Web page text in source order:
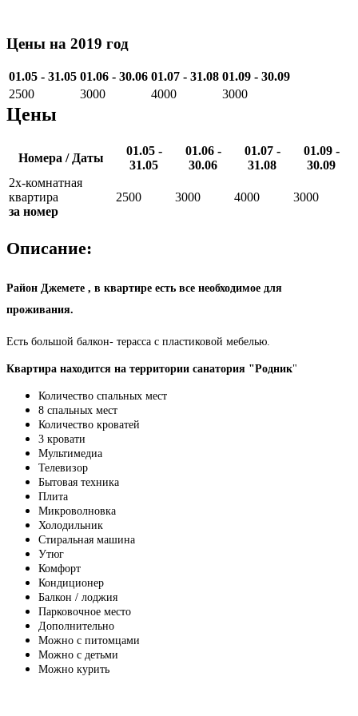
Цены на 2019 год
01.05 - 31.05 01.06 - 30.06 01.07 - 31.08 01.09 - 30.09
2500
3000 4000 3000
Цены
Номера / Даты
01.05 -
31.05
01.06 -
30.06
01.07 -
31.08
01.09 -
30.09
2х-комнатная
квартира
за номер
2500 3000 4000 3000
Описание:
Район Джемете , в квартире есть все необходимое для
проживания.
Есть большой балкон- терасса с пластиковой мебелью.
Квартира находится на территории санатория "Родник"
Количество спальных мест
8 спальных мест
Количество кроватей
3 кровати
Мультимедиа
Телевизор
Бытовая техника
Плита
Микроволновка
Холодильник
Стиральная машина
Утюг
Комфорт
Кондиционер
Балкон / лоджия
Парковочное место
Дополнительно
Можно с питомцами
Можно с детьми
Можно курить